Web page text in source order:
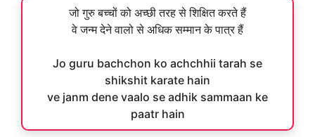
जो गुरु बच्चों को अच्छी तरह से शिक्षित करते हैं
वे जन्म देने वालो से अधिक सम्मान के पात्र हैं
Jo guru bachchon ko achchhii tarah se
shikshit karate hain
ve janm dene vaalo se adhik sammaan ke
paatr hain